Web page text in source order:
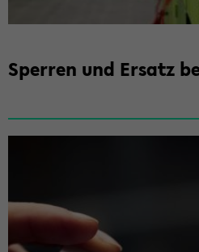
Sper­ren und Er­satz